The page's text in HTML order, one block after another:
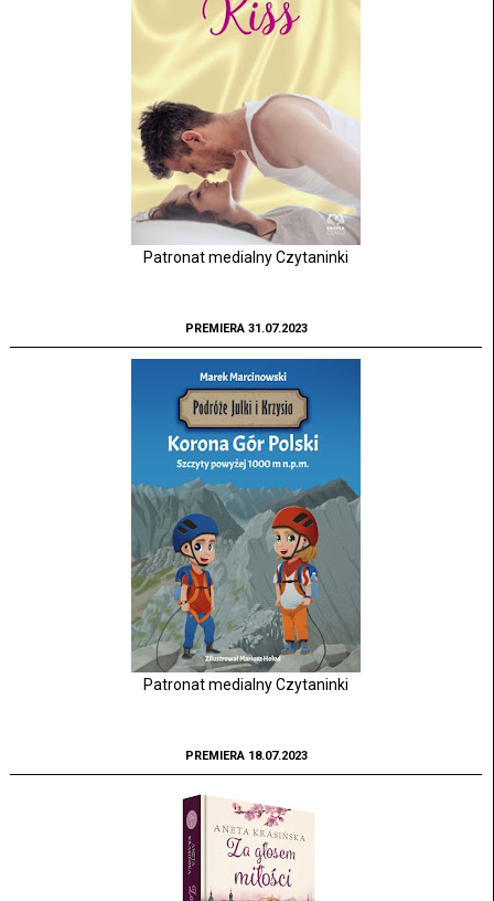
Patronat medialny Czytaninki
PREMIERA 31.07.2023
Patronat medialny Czytaninki
PREMIERA 18.07.2023